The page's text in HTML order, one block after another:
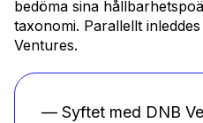
bedöma sina
taxonomi. Parallellt
Ventures.
— Syftet med DNB